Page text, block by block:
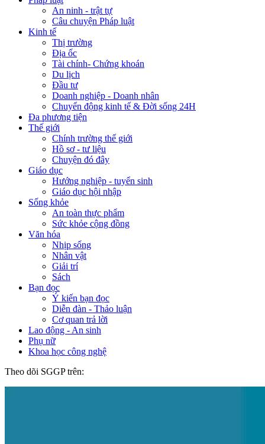
An ninh - trật tự
Câu chuyện Pháp luật
Kinh tế
Thị trường
Địa ốc
Tài chính- Chứng khoán
Du lịch
Đầu tư
Doanh nghiệp - Doanh nhân
Chuyển động kinh tế & Đời sống 24H
Đa phương tiện
Thế giới
Chính trường thế giới
Hồ sơ - tư liệu
Chuyện đó đây
Giáo dục
Hướng nghiệp - tuyển sinh
Giáo dục hội nhập
Sống khỏe
An toàn thực phẩm
Sức khỏe cộng đồng
Văn hóa
Nhịp sống
Nhân vật
Giải trí
Sách
Bạn đọc
Ý kiến bạn đọc
Diễn đàn - Thảo luận
Cơ quan trả lời
Lao động - An sinh
Phụ nữ
Khoa học công nghệ
Theo dõi SGGP trên: